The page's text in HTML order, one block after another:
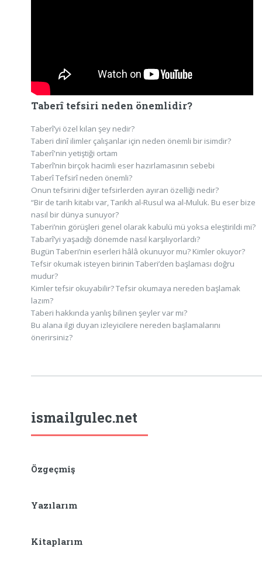
Taberî tefsiri neden önemlidir?
Taberî’yi özel kılan şey nedir?
Taberi dinî ilimler çalışanlar için neden önemli bir isimdir?
Taberî'nin yetiştiği ortam
Taberî’nin birçok hacimli eser hazırlamasının sebebi
Taberî Tefsirî neden önemli?
Onun tefsirini diğer tefsirlerden ayıran özelliği nedir?
“Bir de tarih kitabı var, Tarikh al-Rusul wa al-Muluk. Bu eser bize
nasıl bir dünya sunuyor?
Taberi’nin görüşleri genel olarak kabulü mü yoksa eleştirildi mi?
Tabarî’yi yaşadığı dönemde nasıl karşılıyorlardı?
Bugün Taberi’nin eserleri hâlâ okunuyor mu? Kimler okuyor?
Tefsir okumak isteyen birinin Taberi’den başlaması doğru
mudur?
Kimler tefsir okuyabilir? Tefsir okumaya nereden başlamak
lazım?
Taberi hakkında yanlış bilinen şeyler var mı?
Bu alana ilgi duyan izleyicilere nereden başlamalarını
önerirsiniz?
ismailgulec.net
Özgeçmiş
Yazılarım
Kitaplarım